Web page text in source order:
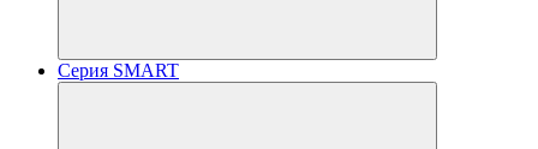
Серия SMART